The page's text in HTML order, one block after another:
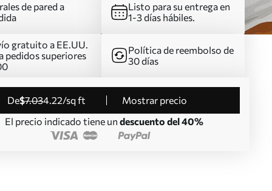
de pared a
Listo para su entrega en
1-3 días hábiles.
gratuito a EE.UU.
pedidos superiores
Política de reembolso de
30 días
de$7.034.22/sq ft
Mostrar precio
El precio indicado tiene un descuento del 40%